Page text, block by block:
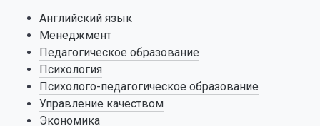
международное
40.04.01 направление
Английский язык
Менеджмент
Педагогическое образование
Психология
Психолого-педагогическое образование
Управление качеством
Экономика